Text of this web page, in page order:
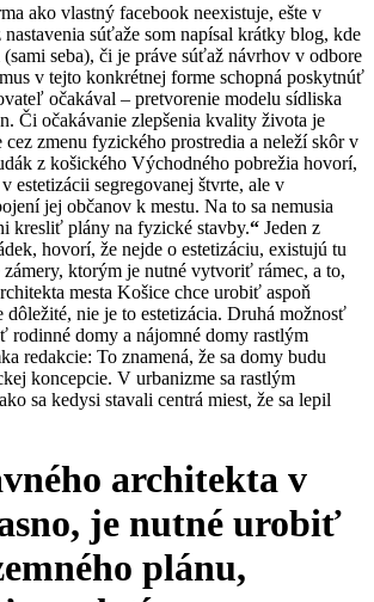
ako vlastný facebook neexistuje, ešte v
súťaže som napísal krátky blog, kde
seba), či je práve súťaž návrhov v odbore
v tejto konkrétnej forme schopná poskytnúť
očakával – pretvorenie modelu sídliska
Či očakávanie zlepšenia kvality života je
zmenu fyzického prostredia a neleží skôr v
z košického Východného pobrežia hovorí,
estetizácii segregovanej štvrte, ale v
jej občanov k mestu. Na to sa nemusia
kresliť plány na fyzické stavby.“ Jeden z
hovorí, že nejde o estetizáciu, existujú tu
ktorým je nutné vytvoriť rámec, a to,
mesta Košice chce urobiť aspoň
dôležité, nie je to estetizácia. Druhá možnosť
rodinné domy a nájomné domy rastlým
redakcie: To znamená, že sa domy budu
koncepcie. V urbanizme sa rastlým
sa kedysi stavali centrá miest, že sa lepil
architekta v
je nutné urobiť
plánu,